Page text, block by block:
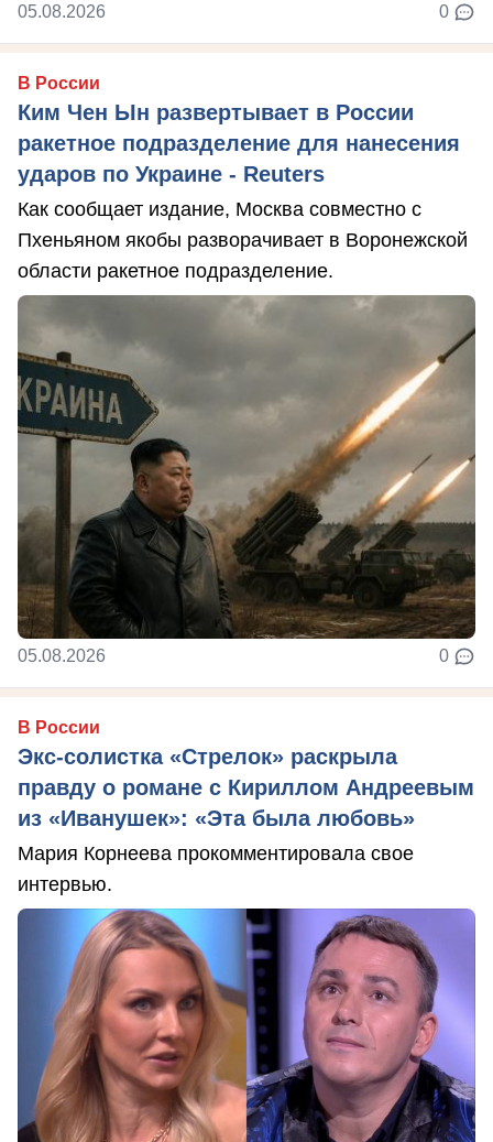
05.08.2026 0
В России
Ким Чен Ын развертывает в России
ракетное подразделение для нанесения
ударов по Украине - Reuters
Как сообщает издание, Москва совместно с
Пхеньяном якобы разворачивает в Воронежской
области ракетное подразделение.
05.08.2026 0
В России
Экс-солистка «Стрелок» раскрыла
правду о романе с Кириллом Андреевым
из «Иванушек»: «Эта была любовь»
Мария Корнеева прокомментировала свое
интервью.